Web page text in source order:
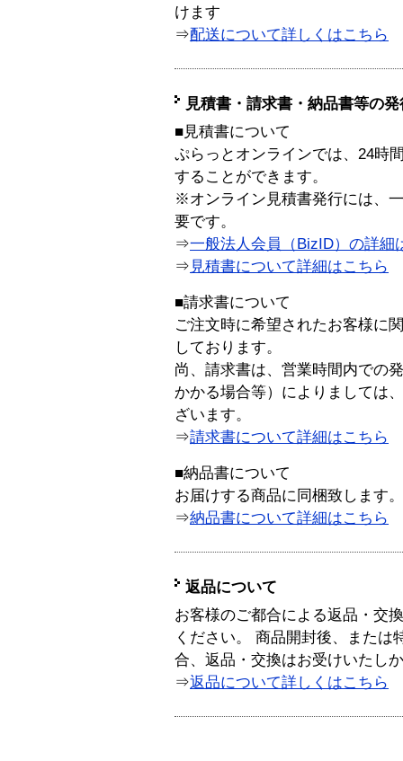
けます
⇒配送について詳しくはこちら
見積書・請求書・納品書等の
■見積書について
ぷらっとオンラインでは、24時
することができます。
※オンライン見積書発行には、
要です。
⇒一般法人会員（BizID）の詳細
⇒ 見積書について詳細はこちら
■請求書について
ご注文時に希望されたお客様に
しております。
尚、請求書は、営業時間内での
かかる場合等）によりましては
ざいます。
⇒請求書について詳細はこちら
■納品書について
お届けする商品に同梱致します。
⇒納品書について詳細はこちら
返品について
お客様のご都合による返品・交
ください。 商品開封後、または
合、返品・交換はお受けいたし
⇒返品について詳しくはこちら